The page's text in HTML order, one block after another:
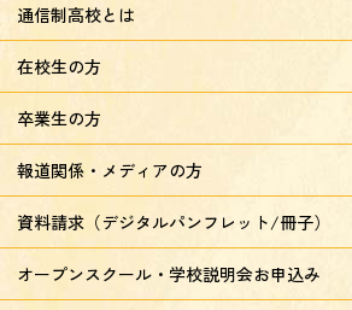
通信制高校とは
在校生の方
卒業生の方
報道関係・メディアの方
資料請求（デジタルパンフレット/冊子）
オープンスクール・学校説明会お申込み